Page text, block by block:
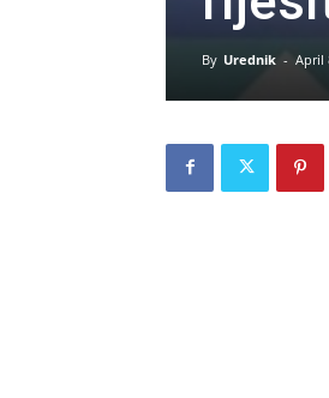
By Urednik - April